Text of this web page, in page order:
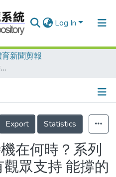
Log In
育新聞剪報
我國職棒成立時機在何時？系列報導三 如果沒有觀眾支持 能撐的下去嗎？
Export
Statistics
在何時？系列
眾支持 能撐的